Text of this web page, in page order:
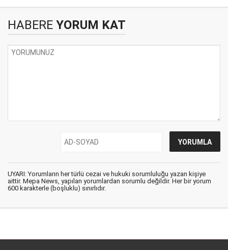
HABERE YORUM KAT
UYARI: Yorumların her türlü cezai ve hukuki sorumluluğu yazan kişiye
aittir. Mepa News, yapılan yorumlardan sorumlu değildir. Her bir yorum
600 karakterle (boşluklu) sınırlıdır.